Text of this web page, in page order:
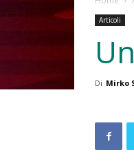
Articoli
Di Mirko